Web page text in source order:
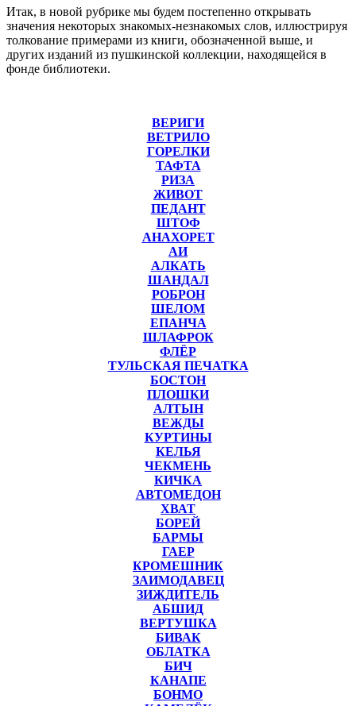
Итак, в новой рубрике мы будем постепенно открывать
значения некоторых знакомых-незнакомых слов, иллюстрируя
толкование примерами из книги, обозначенной выше, и
других изданий из пушкинской коллекции, находящейся в
фонде библиотеки.
ВЕРИГИ
ВЕТРИЛО
ГОРЕЛКИ
ТАФТА
РИЗА
ЖИВОТ
ПЕДАНТ
ШТОФ
АНАХОРЕТ
АИ
АЛКАТЬ
ШАНДАЛ
РОБРОН
ШЕЛОМ
ЕПАНЧА
ШЛАФРОК
ФЛЁР
ТУЛЬСКАЯ ПЕЧАТКА
БОСТОН
ПЛОШКИ
АЛТЫН
ВЕЖДЫ
КУРТИНЫ
КЕЛЬЯ
ЧЕКМЕНЬ
КИЧКА
АВТОМЕДОН
ХВАТ
БОРЕЙ
БАРМЫ
ГАЕР
КРОМЕШНИК
ЗАИМОДАВЕЦ
ЗИЖДИТЕЛЬ
АБШИД
ВЕРТУШКА
БИВАК
ОБЛАТКА
БИЧ
КАНАПЕ
БОНМО